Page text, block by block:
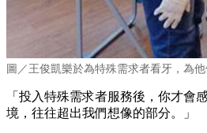
圖／王俊凱樂於為特殊需求者看牙，為他
「投入特殊需求者服務後，你才會
境，往往超出我們想像的部分。」